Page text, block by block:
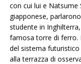
con cui lui e
giapponese,
studente in
famosa torre di ferro.
del sistema
alla terrazza di